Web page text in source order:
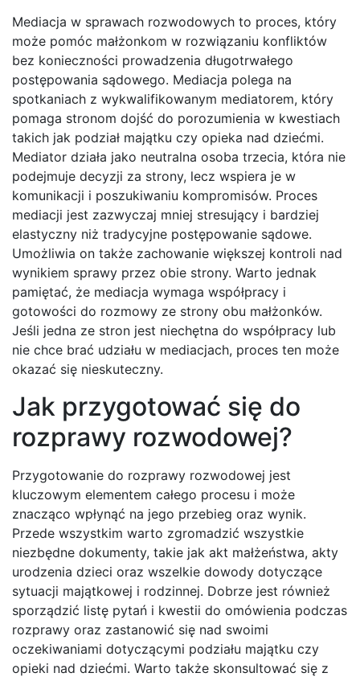
Mediacja w sprawach rozwodowych to proces, który
może pomóc małżonkom w rozwiązaniu konfliktów
bez konieczności prowadzenia długotrwałego
postępowania sądowego. Mediacja polega na
spotkaniach z wykwalifikowanym mediatorem, który
pomaga stronom dojść do porozumienia w kwestiach
takich jak podział majątku czy opieka nad dziećmi.
Mediator działa jako neutralna osoba trzecia, która nie
podejmuje decyzji za strony, lecz wspiera je w
komunikacji i poszukiwaniu kompromisów. Proces
mediacji jest zazwyczaj mniej stresujący i bardziej
elastyczny niż tradycyjne postępowanie sądowe.
Umożliwia on także zachowanie większej kontroli nad
wynikiem sprawy przez obie strony. Warto jednak
pamiętać, że mediacja wymaga współpracy i
gotowości do rozmowy ze strony obu małżonków.
Jeśli jedna ze stron jest niechętna do współpracy lub
nie chce brać udziału w mediacjach, proces ten może
okazać się nieskuteczny.
Jak przygotować się do
rozprawy rozwodowej?
Przygotowanie do rozprawy rozwodowej jest
kluczowym elementem całego procesu i może
znacząco wpłynąć na jego przebieg oraz wynik.
Przede wszystkim warto zgromadzić wszystkie
niezbędne dokumenty, takie jak akt małżeństwa, akty
urodzenia dzieci oraz wszelkie dowody dotyczące
sytuacji majątkowej i rodzinnej. Dobrze jest również
sporządzić listę pytań i kwestii do omówienia podczas
rozprawy oraz zastanowić się nad swoimi
oczekiwaniami dotyczącymi podziału majątku czy
opieki nad dziećmi. Warto także skonsultować się z